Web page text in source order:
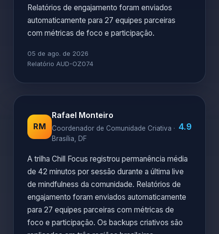
Relatórios de engajamento foram enviados
automaticamente para 27 equipes parceiras
com métricas de foco e participação.
05 de ago. de 2026
Relatório AUD-OZ074
RM
Rafael Monteiro
Coordenador de Comunidade Criativa ·
Brasília, DF
4.9
A trilha Chill Focus registrou permanência média
de 42 minutos por sessão durante a última live
de mindfulness da comunidade. Relatórios de
engajamento foram enviados automaticamente
para 27 equipes parceiras com métricas de
foco e participação. Os backups criativos são